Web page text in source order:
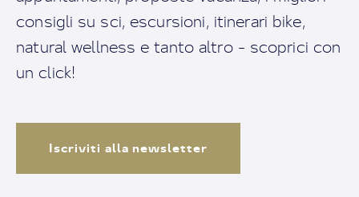
consigli su sci, escursioni, itinerari bike,
natural wellness e tanto altro - scoprici con
un click!
Iscriviti alla newsletter